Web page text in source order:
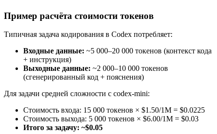
Пример расчёта стоимости токенов
Типичная задача кодирования в Codex потребляет:
Входные данные: ~5 000–20 000 токенов (контекст кода
+ инструкция)
Выходные данные: ~2 000–10 000 токенов
(сгенерированный код + пояснения)
Для задачи средней сложности с codex-mini:
Стоимость входа: 15 000 токенов × $1.50/1М = $0.0225
Стоимость выхода: 5 000 токенов × $6.00/1М = $0.03
Итого за задачу: ~$0.05